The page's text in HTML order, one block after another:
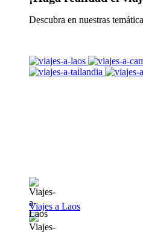
Descubra en nuestras
Viajes a Laos